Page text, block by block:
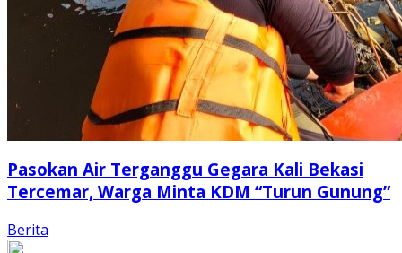
Pasokan Air Terganggu Gegara Kali Bekasi
Tercemar, Warga Minta KDM “Turun Gunung”
Berita